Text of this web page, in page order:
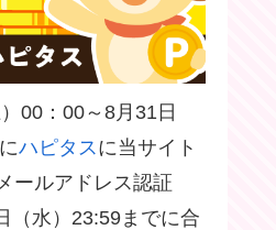
00：00～8月31日
ハピタス に当サイト
ールアドレス認証
（水）23:59までに合